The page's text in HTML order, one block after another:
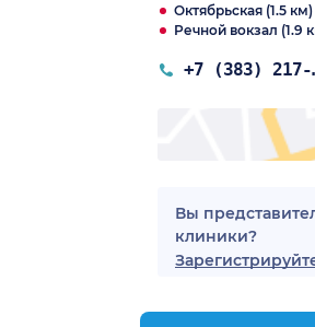
Октябрьская (1.5 км)
Речной вокзал (1.9
+7
Вы
клиники?